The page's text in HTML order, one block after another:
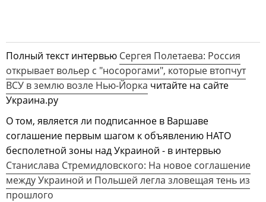
Полный текст интервью Сергея Полетаева: Россия
открывает вольер с "носорогами", которые втопчут
ВСУ в землю возле Нью-Йорка читайте на сайте
Украина.ру
О том, является ли подписанное в Варшаве
соглашение первым шагом к объявлению НАТО
бесполетной зоны над Украиной - в интервью
Станислава Стремидловского: На новое соглашение
между Украиной и Польшей легла зловещая тень из
прошлого